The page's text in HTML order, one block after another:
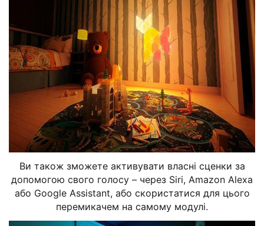
Ви також зможете активувати власні сценки за
допомогою свого голосу – через Siri, Amazon Alexa
або Google Assistant, або скористатися для цього
перемикачем на самому модулі.